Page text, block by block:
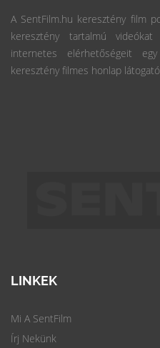
A SentFilm.hu keresztény film
keresztény tartalmú
internetes elérhetőségeit
keresztény filmes honlap
LINKEK
Mi A SentFilm
Írj Nekünk